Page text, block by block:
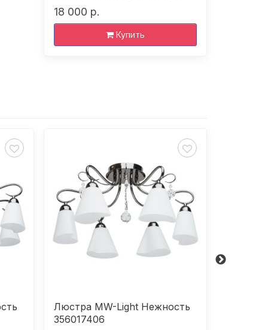
18 000 р.
Купить
Люстра MW-Light Нежность
356017406